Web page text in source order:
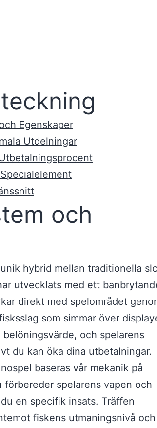
Egenskaper
Utdelningar
och
hybrid mellan traditionella
utvecklats med ett
direkt med spelområdet
som simmar över
och spelarens
du kan öka dina utbetalningar.
baseras vår mekanik på
spelarens vapen och
en specifik insats. Träffen
fiskens utmaningsnivå och